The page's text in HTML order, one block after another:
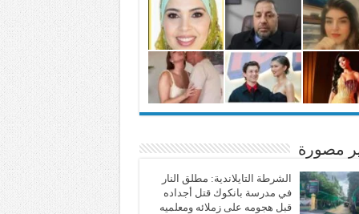
مصورة
الشرطة التايلاندية: مطلق النار
في مدرسة بانكوك قتل أجداده
قبل هجومه على زملائه ومعلميه